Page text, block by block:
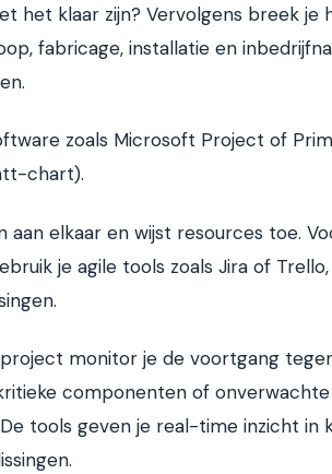
het klaar zijn? Vervolgens breek je
fabricage, installatie en
zoals Microsoft Project of
chart).
aan elkaar en wijst resources toe.
je agile tools zoals Jira of
monitor je de voortgang tegen
componenten of
tools geven je real-time inzicht in